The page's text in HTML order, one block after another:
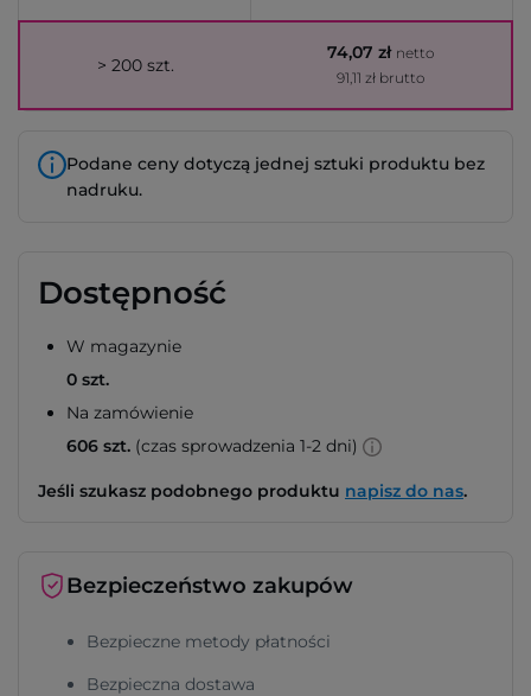
> 200 szt.
74,07 zł netto
91,11 zł brutto
Podane ceny dotyczą jednej sztuki produktu bez
nadruku.
Dostępność
W magazynie
0 szt.
Na zamówienie
606 szt. (czas sprowadzenia 1-2 dni)
Jeśli szukasz podobnego produktu napisz do nas.
Bezpieczeństwo zakupów
Bezpieczne metody płatności
Bezpieczna dostawa